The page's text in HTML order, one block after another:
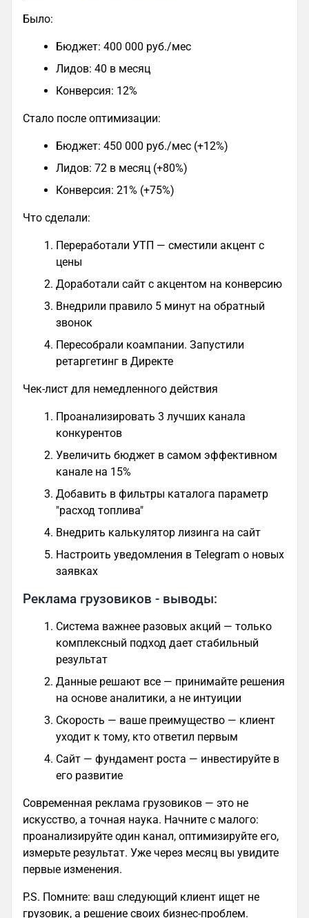
Было:
Бюджет: 400 000 руб./мес
Лидов: 40 в месяц
Конверсия: 12%
Стало после оптимизации:
Бюджет: 450 000 руб./мес (+12%)
Лидов: 72 в месяц (+80%)
Конверсия: 21% (+75%)
Что сделали:
Переработали УТП — сместили акцент с
цены
Доработали сайт с акцентом на конверсию
Внедрили правило 5 минут на обратный
звонок
Пересобрали коампании. Запустили
ретаргетинг в Директе
Чек-лист для немедленного действия
Проанализировать 3 лучших канала
конкурентов
Увеличить бюджет в самом эффективном
канале на 15%
Добавить в фильтры каталога параметр
"расход топлива"
Внедрить калькулятор лизинга на сайт
Настроить уведомления в Telegram о новых
заявках
Реклама грузовиков - выводы:
Система важнее разовых акций — только
комплексный подход дает стабильный
результат
Данные решают все — принимайте решения
на основе аналитики, а не интуиции
Скорость — ваше преимущество — клиент
уходит к тому, кто ответил первым
Сайт — фундамент роста — инвестируйте в
его развитие
Современная реклама грузовиков — это не
искусство, а точная наука. Начните с малого:
проанализируйте один канал, оптимизируйте его,
измерьте результат. Уже через месяц вы увидите
первые изменения.
P.S. Помните: ваш следующий клиент ищет не
грузовик, а решение своих бизнес-проблем.